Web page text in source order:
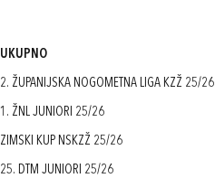
UKUPNO
2. ŽUPANIJSKA NOGOMETNA LIGA KZŽ 25/26
1. ŽNL JUNIORI 25/26
ZIMSKI KUP NSKZŽ 25/26
25. DTM JUNIORI 25/26